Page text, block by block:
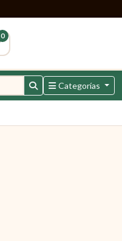
0
Categorías